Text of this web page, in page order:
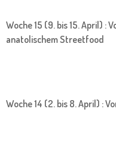
Woche 15 (9. bis 15. April) :
anatolischem Streetfood
Woche 14 (2. bis 8. April) :